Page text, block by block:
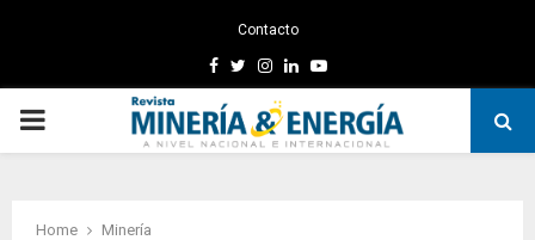
Contacto
Facebook
TwitterInstagram
LinkedinYoutube
PRIMARY
Home
Minería